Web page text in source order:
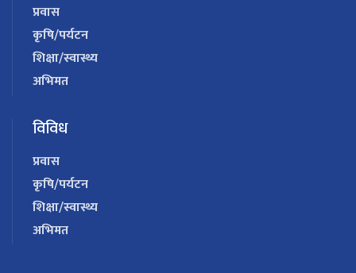
प्रवास
कृषि/पर्यटन
शिक्षा/स्वास्थ्य
अभिमत
विविध
प्रवास
कृषि/पर्यटन
शिक्षा/स्वास्थ्य
अभिमत